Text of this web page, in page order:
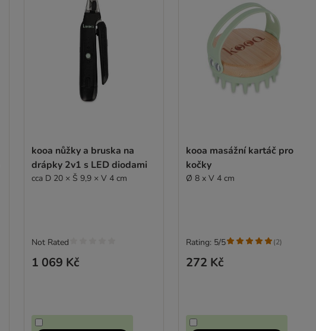
kooa nůžky a bruska na
drápky 2v1 s LED diodami
cca D 20 × Š 9,9 × V 4 cm
1 069 Kč
Not Rated
kooa masážní kartáč pro
kočky
Ø 8 x V 4 cm
272 Kč
Rating: 5/5 (2)